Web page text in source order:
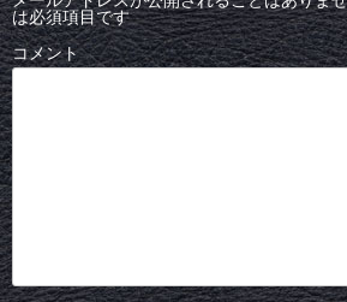
は必須項目です
コメント